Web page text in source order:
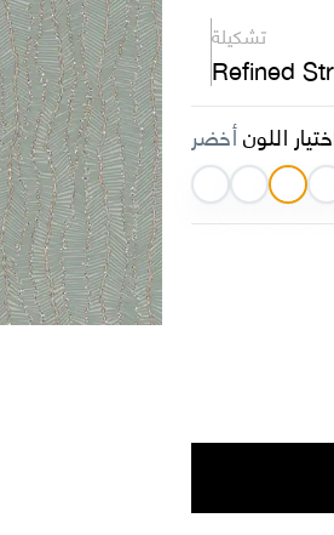
تشكيلة
Refined
اللونأخضر